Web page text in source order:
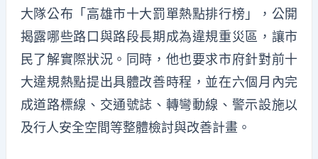
大隊公布「高雄市十大罰單熱點排行榜」，公開
揭露哪些路口與路段長期成為違規重災區，讓市
民了解實際狀況。同時，他也要求市府針對前十
大違規熱點提出具體改善時程，並在六個月內完
成道路標線、交通號誌、轉彎動線、警示設施以
及行人安全空間等整體檢討與改善計畫。